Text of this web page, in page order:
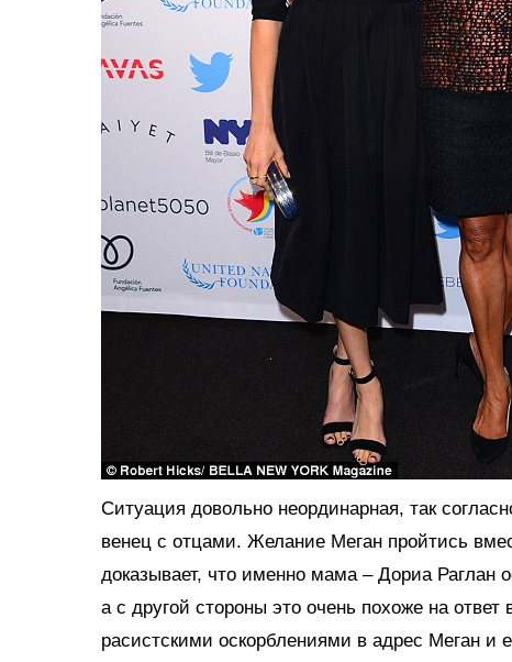
Ситуация довольно неординарная, так
венец с отцами. Желание Меган пройтись
доказывает, что именно мама – Дориа Раглан
а с другой стороны это очень похоже на
расистскими оскорблениями в адрес Меган и